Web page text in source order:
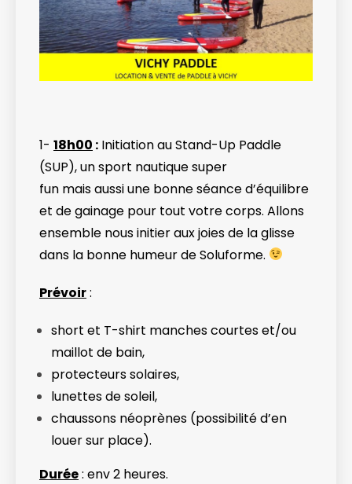
1- 18h00 : Initiation au Stand-Up Paddle
(SUP), un sport nautique super
fun mais aussi une bonne séance d’équilibre
et de gainage pour tout votre corps. Allons
ensemble nous initier aux joies de la glisse
dans la bonne humeur de Soluforme.
Prévoir:
short et T-shirt manches courtes et/ou
maillot de bain,
protecteurs solaires,
lunettes de soleil,
chaussons néoprènes (possibilité d’en
louer sur place).
Durée: env 2 heures.